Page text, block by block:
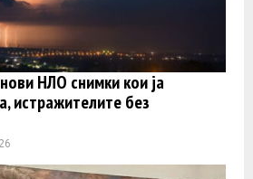
НЛО снимки кои ја
истражителите без